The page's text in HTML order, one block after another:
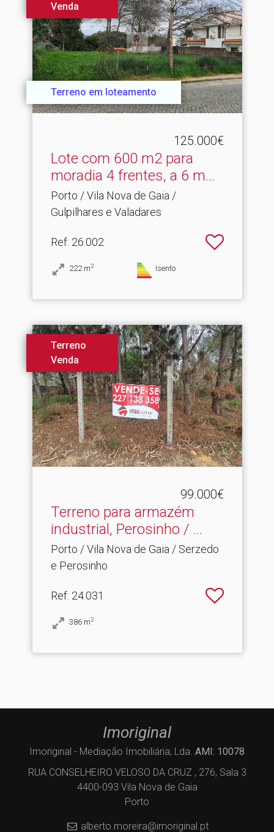
Venda
Terreno em loteamento
125.000€
Lote com 600 m2 para
moradia 4 frentes, a 6 m.​..
Porto / Vila Nova de Gaia /
Gulpilhares e Valadares
Ref: 26.002
222 m2 Isento
Terreno
Venda
99.000€
Terreno para armazém
industrial, Perosinho / .​..
Porto / Vila Nova de Gaia / Serzedo
e Perosinho
Ref: 24.031
386 m2
Imoriginal
Imoriginal - Mediação Imobiliária, Lda. AMI: 10078
RUA CONSELHEIRO VELOSO DA CRUZ , 276, Sala 3
4400-093 Vila Nova de Gaia
Porto
alberto.moreira@imoriginal.pt